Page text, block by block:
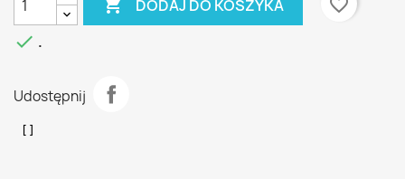
 DODAJ DO KOSZYKA
favorite_border
 .
Udostępnij